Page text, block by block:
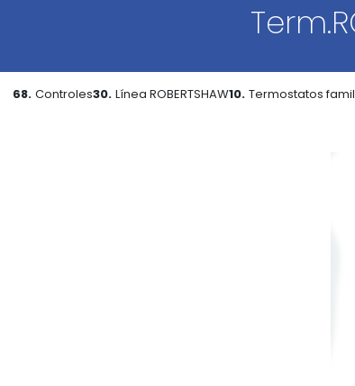
68. Controles30. Línea ROBERTSHAW10. Termostatos